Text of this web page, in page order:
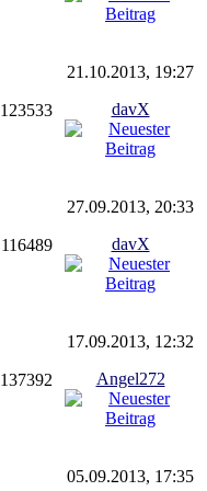
123533
21.10.2013, 19:27
davX
116489
27.09.2013, 20:33
davX
137392
17.09.2013, 12:32
Angel272
05.09.2013, 17:35